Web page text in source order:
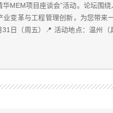
MEM项目座谈会”活动。论坛围
业变革与工程管理创新，为您带来
日（周五）📍 活动地点：温州（